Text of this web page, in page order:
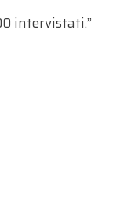
intervistati.”